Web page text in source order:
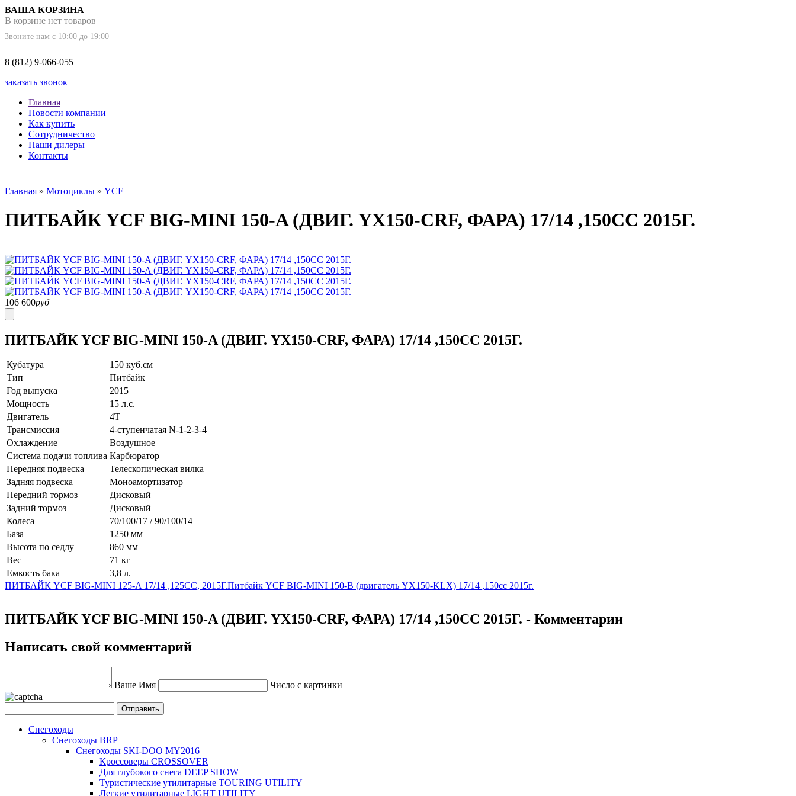
ВАША КОРЗИНА
В корзине нет товаров
Звоните нам с 10:00 до 19:00
8 (812) 9-066-055
заказать звонок
Главная
Новости компании
Как купить
Сотрудничество
Наши дилеры
Контакты
Главная » Мотоциклы » YCF
ПИТБАЙК YCF BIG-MINI 150-A (ДВИГ. YX150-CRF, ФАРА) 17/14 ,150CC 2015Г.
106 600руб
ПИТБАЙК YCF BIG-MINI 150-A (ДВИГ. YX150-CRF, ФАРА) 17/14 ,150CC 2015Г.
Кубатура
150 куб.см
Тип
Питбайк
Год выпуска
2015
Мощность
15 л.с.
Двигатель
4T
Трансмиссия
4-ступенчатая N-1-2-3-4
Охлаждение
Воздушное
Система подачи топлива Карбюратор
Передняя подвеска
Телескопическая вилка
Задняя подвеска
Моноамортизатор
Передний тормоз
Дисковый
Задний тормоз
Дисковый
Колеса
70/100/17 / 90/100/14
База
1250 мм
Высота по седлу
860 мм
Вес
71 кг
Емкость бака
3,8 л.
ПИТБАЙК YCF BIG-MINI 125-A 17/14 ,125CC, 2015Г.Питбайк YCF BIG-MINI 150-B (двигатель YX150-KLX) 17/14 ,150cc 2015г.
ПИТБАЙК YCF BIG-MINI 150-A (ДВИГ. YX150-CRF, ФАРА) 17/14 ,150CC 2015Г. - Комментарии
Написать свой комментарий
Ваше Имя Число с картинки
Снегоходы
Снегоходы BRP
Снегоходы SKI-DOO MY2016
Кроссоверы CROSSOVER
Для глубокого снега DEEP SHOW
Туристические утилитарные TOURING UTILITY
Легкие утилитарные LIGHT UTILITY